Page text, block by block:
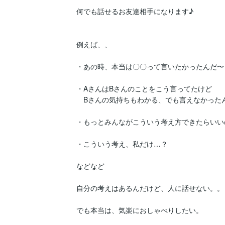
何でも話せるお友達相手になります♪
例えば、、
・あの時、本当は〇〇って言いたかったんだ〜
・AさんはBさんのことをこう言ってたけど
Bさんの気持ちもわかる、でも言えなかった
・もっとみんながこういう考え方できたらい
・こういう考え、私だけ…？
などなど
自分の考えはあるんだけど、人に話せない。。
でも本当は、気楽におしゃべりしたい。